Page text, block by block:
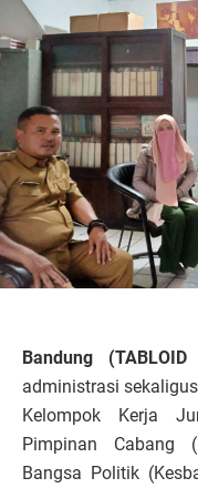
Bandung
administrasi
Kelompok Kerja
Pimpinan Cabang
Bangsa Politik